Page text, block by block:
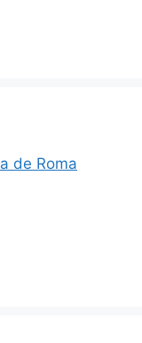
de Roma